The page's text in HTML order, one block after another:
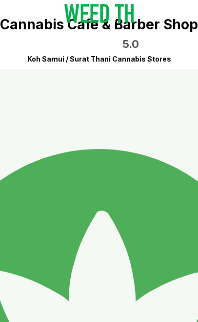
Cannabis Cafe & Barber Shop
5.0
Koh Samui / Surat Thani Cannabis Stores